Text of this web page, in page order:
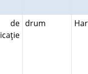
de drum